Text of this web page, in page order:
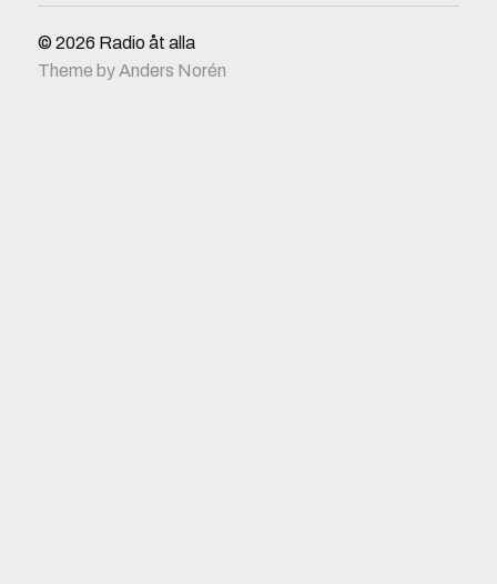
© 2026 Radio åt alla
Theme byAnders Norén